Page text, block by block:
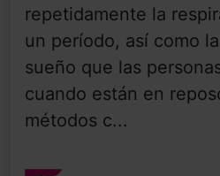
repetidamente la
un período, así como
sueño que las
cuando están en
métodos c...